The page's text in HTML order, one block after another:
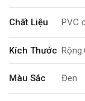
Chất Liệu PVC
Kích Thước
Màu Sắc Đen